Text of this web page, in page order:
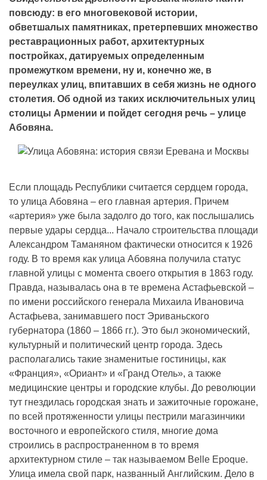
повсюду: в его многовековой истории,
обветшалых памятниках, претерпевших множество
реставрационных работ, архитектурных
постройках, датируемых определенным
промежутком времени, ну и, конечно же, в
переулках улиц, впитавших в себя жизнь не одного
столетия. Об одной из таких исключительных улиц
столицы Армении и пойдeт сегодня речь – улице
Абовяна.
Eсли площадь Республики считается сердцем города,
то улица Абовяна ‒ его главная артерия. Причем
«артерия» уже была задолго до того, как послышались
первые удары сердца... Начало строительства площади
Александром Таманяном фактически относится к 1926
году. В то время как улица Абовяна получила статус
главной улицы с момента своего открытия в 1863 году.
Правда, называлась она в те времена Астафьевской –
по имени российского генерала Михаила Ивановича
Астафьева, занимавшего пост Эриваньского
губернатора (1860 – 1866 гг.). Это был экономический,
культурный и политический центр города. Здесь
располагались такие знаменитые гостиницы, как
«Франция», «Ориант» и «Гранд Отель», а также
медицинские центры и городские клубы. До революции
тут гнездилась городская знать и зажиточные горожане,
по всей протяженности улицы пестрили магазинчики
восточного и европейского стиля, многие дома
строились в распространенном в то время
архитектурном стиле – так называемом Belle Epoque.
Улица имела свой парк, названный Английским. Дело в